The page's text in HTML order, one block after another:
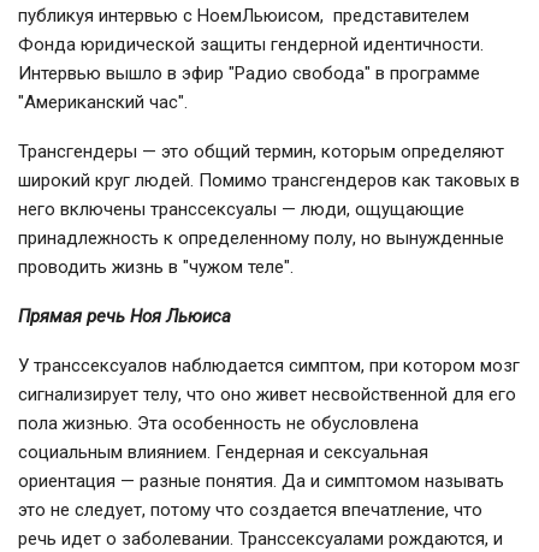
публикуя интервью с НоемЛьюисом, представителем
Фонда юридической защиты гендерной идентичности.
Интервью вышло в эфир "Радио свобода" в программе
"Американский час".
Трансгендеры — это общий термин, которым определяют
широкий круг людей. Помимо трансгендеров как таковых в
него включены транссексуалы — люди, ощущающие
принадлежность к определенному полу, но вынужденные
проводить жизнь в "чужом теле".
Прямая речь Ноя Льюиса
У транссексуалов наблюдается симптом, при котором мозг
сигнализирует телу, что оно живет несвойственной для его
пола жизнью. Эта особенность не обусловлена
социальным влиянием. Гендерная и сексуальная
ориентация — разные понятия. Да и симптомом называть
это не следует, потому что создается впечатление, что
речь идет о заболевании. Транссексуалами рождаются, и